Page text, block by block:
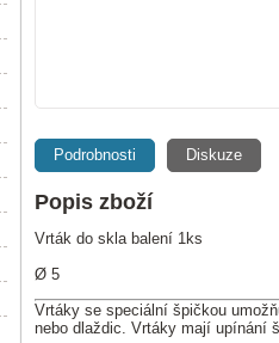
Podrobnosti Diskuze
Popis zboží
Vrták do skla balení 1ks
Ø 5
Vrtáky se speciální špičkou
nebo dlaždic. Vrtáky mají upínání